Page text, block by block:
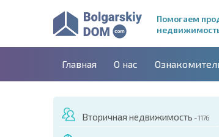
Помогаем
Главная О нас
Вторичная недвижимость - 1176